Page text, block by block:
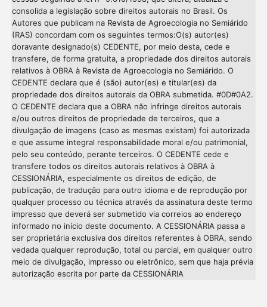
consolida a legislação sobre direitos autorais no Brasil. Os
Autores que publicam na Revistade Agroecologia no Semiárido
(RAS) concordam com os seguintes termos:O(s) autor(es)
doravante designado(s) CEDENTE, por meio desta, cede e
transfere, de forma gratuita, a propriedade dos direitos autorais
relativos à OBRA à Revistade Agroecologia no Semiárido. O
CEDENTE declara que é (são) autor(es) e titular(es) da
propriedade dos direitos autorais da OBRA submetida. #0D#0A2.
O CEDENTE declara que a OBRA não infringe direitos autorais
e/ou outros direitos de propriedade de terceiros, que a
divulgação de imagens (caso as mesmas existam) foi autorizada
e que assume integral responsabilidade moral e/ou patrimonial,
pelo seu conteúdo, perante terceiros. O CEDENTE cede e
transfere todos os direitos autorais relativos à OBRA à
CESSIONÁRIA, especialmente os direitos de edição, de
publicação, de tradução para outro idioma e de reprodução por
qualquer processo ou técnica através da assinatura deste termo
impresso que deverá ser submetido via correios ao endereço
informado no início deste documento. A CESSIONÁRIA passa a
ser proprietária exclusiva dos direitos referentes à OBRA, sendo
vedada qualquer reprodução, total ou parcial, em qualquer outro
meio de divulgação, impresso ou eletrônico, sem que haja prévia
autorização escrita por parte da CESSIONÁRIA
Intro